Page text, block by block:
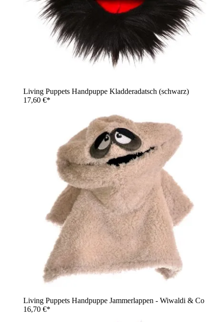
Living Puppets Handpuppe Kladderadatsch (schwarz)
17,60 €*
Living Puppets Handpuppe Jammerlappen - Wiwaldi & Co
16,70 €*